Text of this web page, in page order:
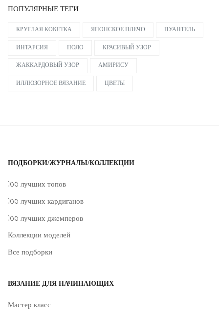
ПОПУЛЯРНЫЕ ТЕГИ
КРУГЛАЯ КОКЕТКА ЯПОНСКОЕ ПЛЕЧО ПУАНТЕЛЬ
ИНТАРСИЯ ПОЛО КРАСИВЫЙ УЗОР
ЖАККАРДОВЫЙ УЗОР АМИРИСУ
ИЛЛЮЗОРНОЕ ВЯЗАНИЕ ЦВЕТЫ
ПОДБОРКИ/ЖУРНАЛЫ/КОЛЛЕКЦИИ
100 лучших топов
100 лучших кардиганов
100 лучших джемперов
Коллекции моделей
Все подборки
ВЯЗАНИЕ ДЛЯ НАЧИНАЮЩИХ
Мастер класс